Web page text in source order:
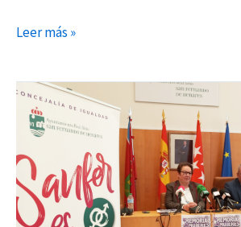
Leer más »
8M
2025
San
Fernando
de